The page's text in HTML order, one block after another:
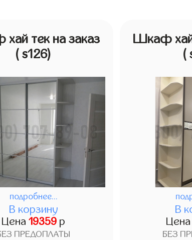
тек на заказ
( s126)
подробнее...
В корзину
Цена19359 р
ПРЕДОПЛАТЫ
Шкаф хай
(
В
Цена
БЕЗ